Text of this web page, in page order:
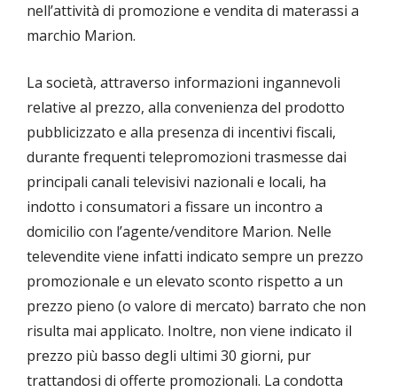
nell’attività di promozione e vendita di materassi a
marchio Marion.
La società, attraverso informazioni ingannevoli
relative al prezzo, alla convenienza del prodotto
pubblicizzato e alla presenza di incentivi fiscali,
durante frequenti telepromozioni trasmesse dai
principali canali televisivi nazionali e locali, ha
indotto i consumatori a fissare un incontro a
domicilio con l’agente/venditore Marion. Nelle
televendite viene infatti indicato sempre un prezzo
promozionale e un elevato sconto rispetto a un
prezzo pieno (o valore di mercato) barrato che non
risulta mai applicato. Inoltre, non viene indicato il
prezzo più basso degli ultimi 30 giorni, pur
trattandosi di offerte promozionali. La condotta